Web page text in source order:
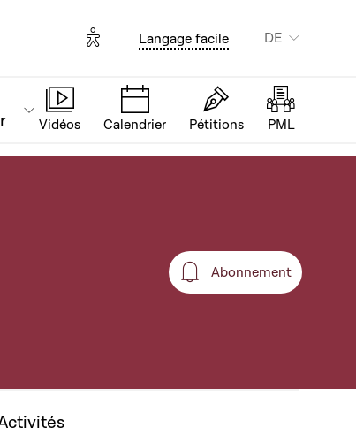
Options d'accessibilité
Langage facile DE
Vidéos Calendrier Pétitions PML
Abonnement
Abonnement